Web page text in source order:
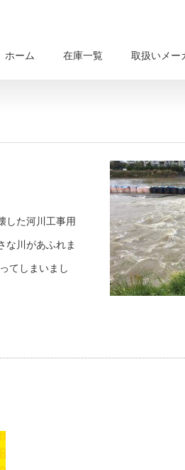
ホーム 在庫一覧 取扱いメー
した河川工事用
な川があふれま
てしまいまし